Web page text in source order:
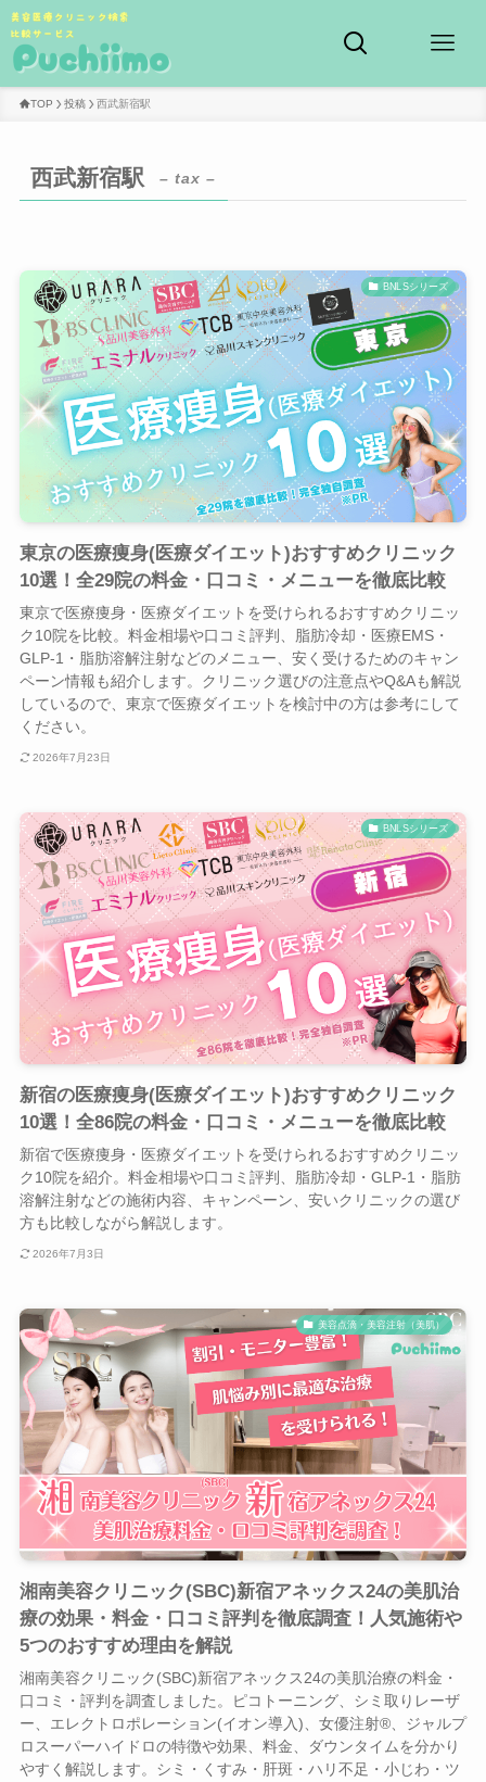
TOP 投稿 西武新宿駅
西武新宿駅 – tax –
BNLSシリーズ
東京の医療痩身(医療ダイエット)おすすめクリニック
10選！全29院の料金・口コミ・メニューを徹底比較
東京で医療痩身・医療ダイエットを受けられるおすすめクリニッ
ク10院を比較。料金相場や口コミ評判、脂肪冷却・医療EMS・
GLP-1・脂肪溶解注射などのメニュー、安く受けるためのキャン
ペーン情報も紹介します。クリニック選びの注意点やQ&Aも解説
しているので、東京で医療ダイエットを検討中の方は参考にして
ください。
2026年7月23日
BNLSシリーズ
新宿の医療痩身(医療ダイエット)おすすめクリニック
10選！全86院の料金・口コミ・メニューを徹底比較
新宿で医療痩身・医療ダイエットを受けられるおすすめクリニッ
ク10院を紹介。料金相場や口コミ評判、脂肪冷却・GLP-1・脂肪
溶解注射などの施術内容、キャンペーン、安いクリニックの選び
方も比較しながら解説します。
2026年7月3日
美容点滴・美容注射（美肌）
湘南美容クリニック(SBC)新宿アネックス24の美肌治
療の効果・料金・口コミ評判を徹底調査！人気施術や
5つのおすすめ理由を解説
湘南美容クリニック(SBC)新宿アネックス24の美肌治療の料金・
口コミ・評判を調査しました。ピコトーニング、シミ取りレーザ
ー、エレクトロポレーション(イオン導入)、女優注射®、ジャルプ
ロスーパーハイドロの特徴や効果、料金、ダウンタイムを分かり
やすく解説します。シミ・くすみ・肝斑・ハリ不足・小じわ・ツ